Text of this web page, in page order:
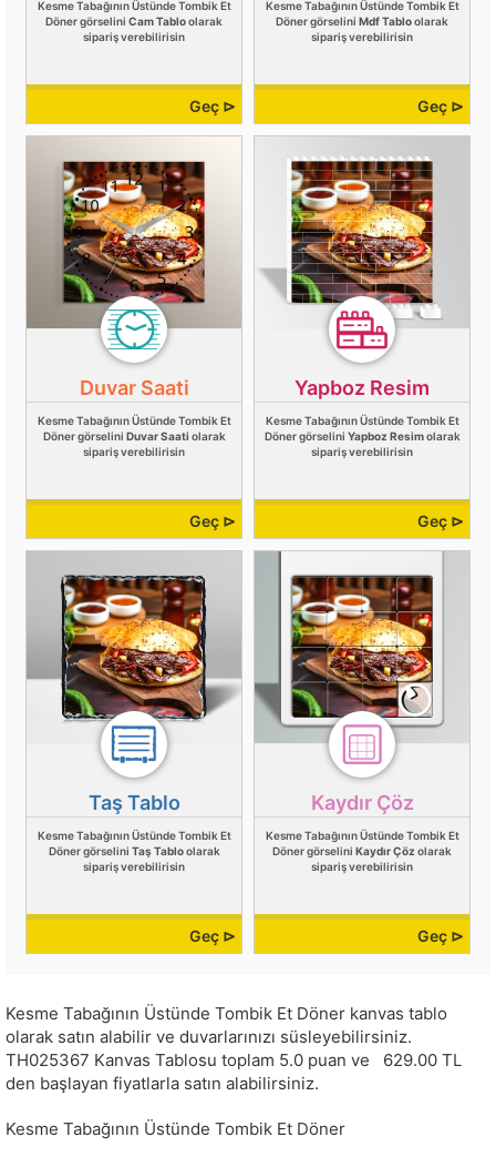
Kesme Tabağının Üstünde Tombik Et
Döner görselini Cam Tabloolarak
sipariş verebilirisin
Geç ⊳
Kesme Tabağının Üstünde Tombik Et
Döner görselini Mdf Tabloolarak
sipariş verebilirisin
Geç ⊳
Duvar Saati
Kesme Tabağının Üstünde Tombik Et
Döner görselini Duvar Saati olarak
sipariş verebilirisin
Geç ⊳
Yapboz Resim
Kesme Tabağının Üstünde Tombik Et
Döner görselini Yapboz Resimolarak
sipariş verebilirisin
Geç ⊳
Taş Tablo
Kesme Tabağının Üstünde Tombik Et
Döner görselini Taş Tabloolarak
sipariş verebilirisin
Geç ⊳
Kaydır Çöz
Kesme Tabağının Üstünde Tombik Et
Döner görselini Kaydır Çöz olarak
sipariş verebilirisin
Geç ⊳
Kesme Tabağının Üstünde Tombik Et Döner kanvas tablo
olarak satın alabilir ve duvarlarınızı süsleyebilirsiniz.
TH025367 Kanvas Tablosu toplam 5.0 puan ve 629.00 TL
den başlayan fiyatlarla satın alabilirsiniz.
Kesme Tabağının Üstünde Tombik Et Döner